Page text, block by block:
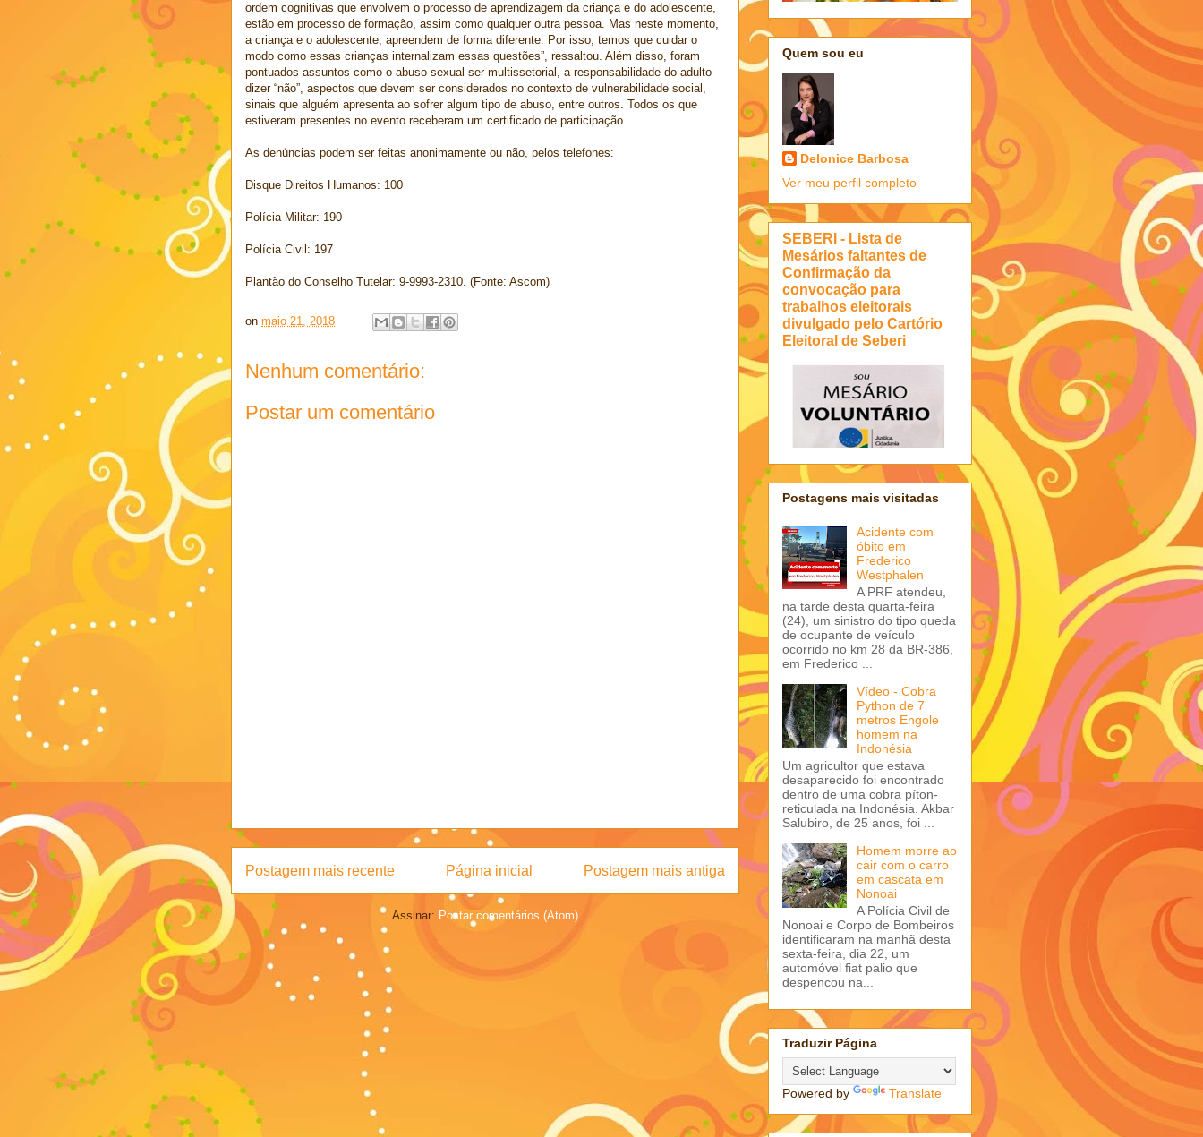
ordem cognitivas que envolvem o processo de aprendizagem da criança e do adolescente,
estão em processo de formação, assim como qualquer outra pessoa. Mas neste momento,
a criança e o adolescente, apreendem de forma diferente. Por isso, temos que cuidar o
modo como essas crianças internalizam essas questões”, ressaltou. Além disso, foram
pontuados assuntos como o abuso sexual ser multissetorial, a responsabilidade do adulto
dizer “não”, aspectos que devem ser considerados no contexto de vulnerabilidade social,
sinais que alguém apresenta ao sofrer algum tipo de abuso, entre outros. Todos os que
estiveram presentes no evento receberam um certificado de participação.
As denúncias podem ser feitas anonimamente ou não, pelos telefones:
Disque Direitos Humanos: 100
Polícia Militar: 190
Polícia Civil: 197
Plantão do Conselho Tutelar: 9-9993-2310. (Fonte: Ascom)
on maio 21, 2018
Nenhum comentário:
Postar um comentário
Postagem mais recente Postagem mais antiga
Página inicial
Assinar: Postar comentários (Atom)
Quem sou eu
Delonice Barbosa
Ver meu perfil completo
SEBERI - Lista de
Mesários faltantes de
Confirmação da
convocação para
trabalhos eleitorais
divulgado pelo Cartório
Eleitoral de Seberi
Postagens mais visitadas
Acidente com
óbito em
Frederico
Westphalen
A PRF atendeu,
na tarde desta quarta-feira
(24), um sinistro do tipo queda
de ocupante de veículo
ocorrido no km 28 da BR-386,
em Frederico ...
Vídeo - Cobra
Python de 7
metros Engole
homem na
Indonésia
Um agricultor que estava
desaparecido foi encontrado
dentro de uma cobra píton-
reticulada na Indonésia. Akbar
Salubiro, de 25 anos, foi ...
Homem morre ao
cair com o carro
em cascata em
Nonoai
A Polícia Civil de
Nonoai e Corpo de Bombeiros
identificaram na manhã desta
sexta-feira, dia 22, um
automóvel fiat palio que
despencou na...
Traduzir Página
Powered by Translate